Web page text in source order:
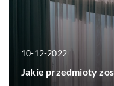
10-12-2022
Jakie przedmioty